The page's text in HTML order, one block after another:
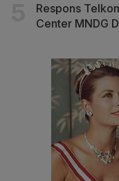
Respons
Center MNDG